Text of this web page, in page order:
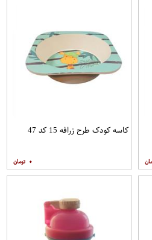
کاسه کودک طرح زرافه 15 کد 47
۰